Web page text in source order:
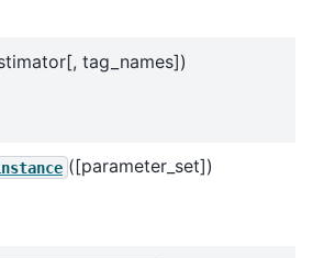
tag_names])
([parameter_set])